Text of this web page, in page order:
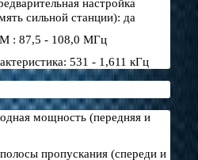
настройка
сильной станции): да
: 87,5 - 108,0 МГц
531 - 1,611 кГц
мощность (передняя и
пропускания (спереди и